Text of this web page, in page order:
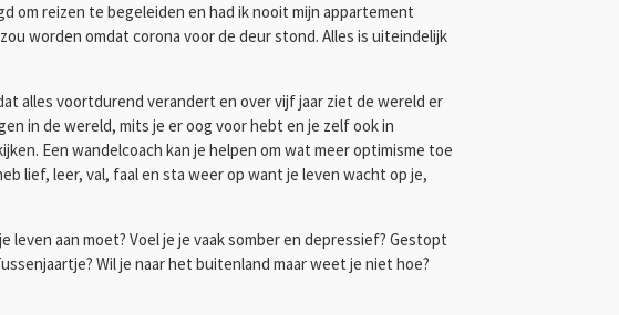
om reizen te begeleiden en had ik nooit mijn appartement
worden omdat corona voor de deur stond. Alles is uiteindelijk
alles voortdurend verandert en over vijf jaar ziet de wereld er
in de wereld, mits je er oog voor hebt en je zelf ook in
Een wandelcoach kan je helpen om wat meer optimisme toe
lief, leer, val, faal en sta weer op want je leven wacht op je,
aan moet? Voel je je vaak somber en depressief? Gestopt
Wil je naar het buitenland maar weet je niet hoe?